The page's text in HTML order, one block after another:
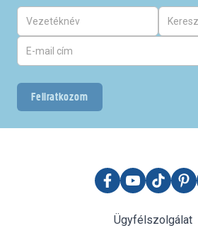
Feliratkozom
Ügyfélszolgálat